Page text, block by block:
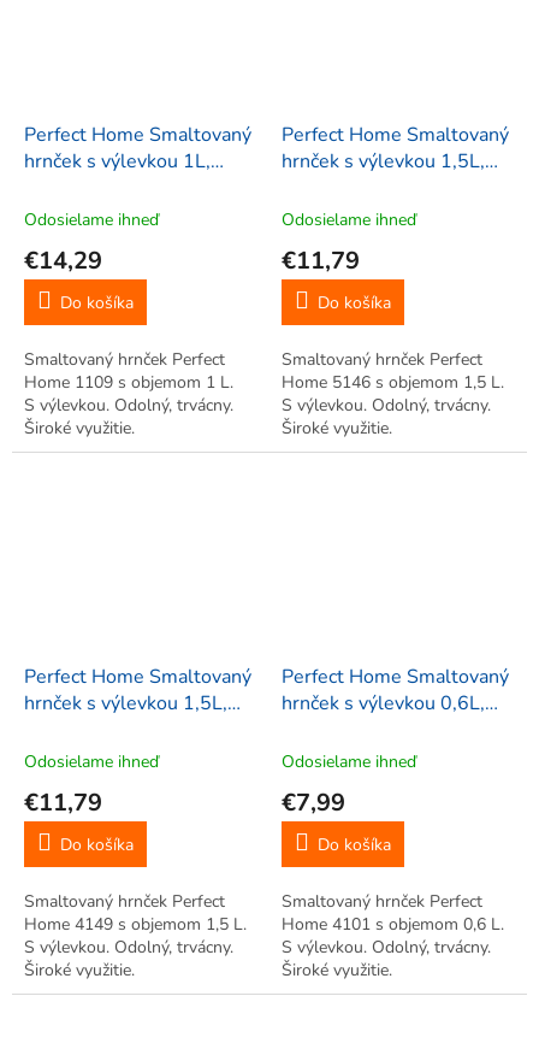
Perfect Home Smaltovaný
hrnček s výlevkou 1L,
Odosielame ihneď
€14,29
Do košíka
Smaltovaný hrnček Perfect
Home 1109 s objemom 1 L.
S výlevkou. Odolný, trvácny.
Široké využitie.
Perfect Home Smaltovaný
hrnček s výlevkou 1,5L,
Odosielame ihneď
€11,79
Do košíka
Smaltovaný hrnček Perfect
Home 5146 s objemom 1,5 L.
S výlevkou. Odolný, trvácny.
Široké využitie.
Perfect Home Smaltovaný
hrnček s výlevkou 1,5L,
Odosielame ihneď
€11,79
Do košíka
Smaltovaný hrnček Perfect
Home 4149 s objemom 1,5 L.
S výlevkou. Odolný, trvácny.
Široké využitie.
Perfect Home Smaltovaný
hrnček s výlevkou 0,6L,
Odosielame ihneď
€7,99
Do košíka
Smaltovaný hrnček Perfect
Home 4101 s objemom 0,6 L.
S výlevkou. Odolný, trvácny.
Široké využitie.